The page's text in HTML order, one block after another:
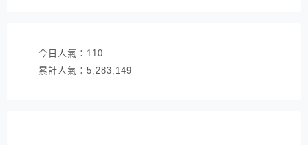
今日人氣： 110
累計人氣： 5,283,149